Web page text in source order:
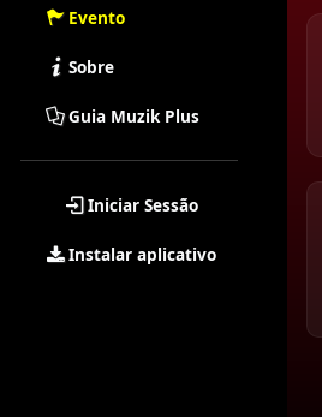
Evento
Sobre
Guia Muzik Plus
Iniciar Sessão
Instalar aplicativo